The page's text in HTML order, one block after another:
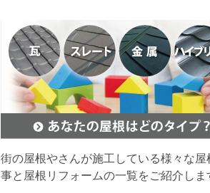
街の屋根やさんが施工している様々な屋
事と屋根リフォームの一覧をご紹介しま